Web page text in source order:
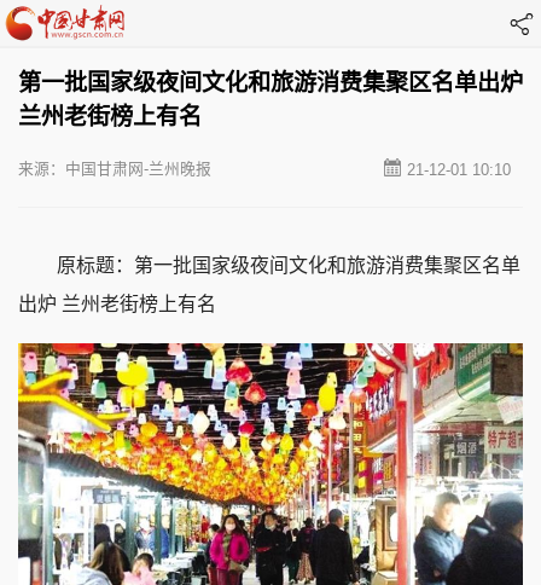
第一批国家级夜间文化和旅游消费集聚区名单出炉
兰州老街榜上有名
21-12-01 10:10
来源：中国甘肃网-兰州晚报
原标题：第一批国家级夜间文化和旅游消费集聚区名单
出炉 兰州老街榜上有名